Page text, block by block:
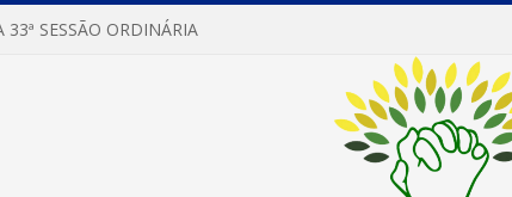
33ª SESSÃO ORDINÁRIA